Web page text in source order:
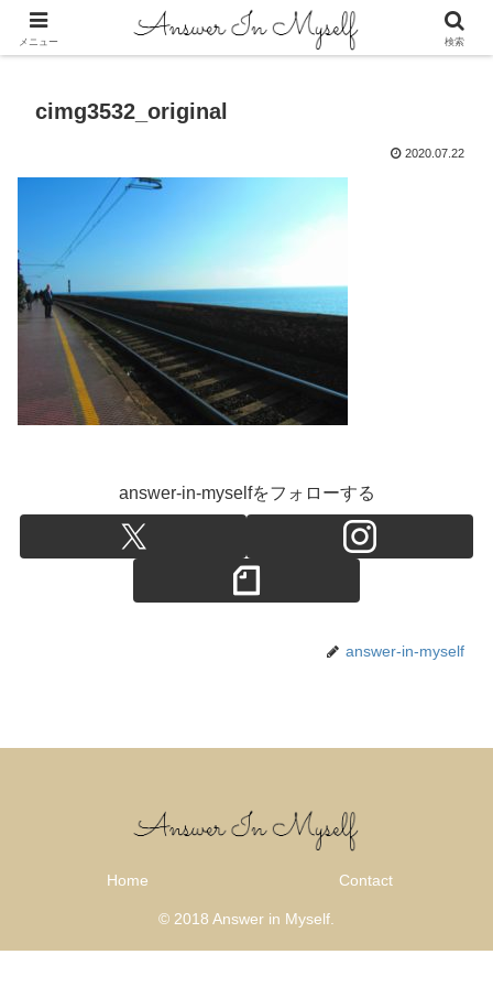
答えは自分の中にある
cimg3532_original
2020.07.22
answer-in-myselfをフォローする
answer-in-myself
Home Contact
© 2018 Answer in Myself.
メニュー 検索